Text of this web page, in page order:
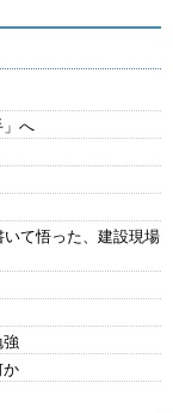
」へ
いて悟った、建設現場
強
か